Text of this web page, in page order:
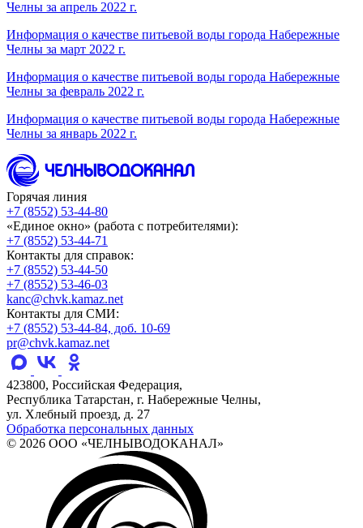
Челны за апрель 2022 г.
Информация о качестве питьевой воды города Набережные
Челны за март 2022 г.
Информация о качестве питьевой воды города Набережные
Челны за февраль 2022 г.
Информация о качестве питьевой воды города Набережные
Челны за январь 2022 г.
Горячая линия
+7 (8552) 53-44-80
«Единое окно» (работа с потребителями):
+7 (8552) 53-44-71
Контакты для справок:
+7 (8552) 53-44-50
+7 (8552) 53-46-03
kanc@chvk.kamaz.net
Контакты для СМИ:
+7 (8552) 53-44-84, доб. 10-69
pr@chvk.kamaz.net
423800, Российская Федерация,
Республика Татарстан, г. Набережные Челны,
ул. Хлебный проезд, д. 27
Обработка персональных данных
© 2026 ООО «ЧЕЛНЫВОДОКАНАЛ»